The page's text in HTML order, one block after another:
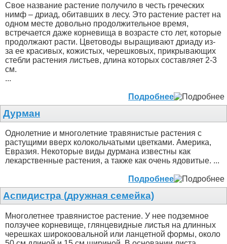
Свое название растение получило в честь греческих
нимф – дриад, обитавших в лесу. Это растение растет на
одном месте довольно продолжительное время,
встречается даже корневища в возрасте сто лет, которые
продолжают расти. Цветоводы выращивают дриаду из-
за ее красивых, кожистых, черешковых, прикрывающих
стебли растения листьев, длина которых составляет 2-3
см.
...
Подробнее
Дурман
Однолетние и многолетние травянистые растения с
растущими вверх колокольчатыми цветками. Америка,
Евразия. Некоторые виды дурмана известны как
лекарственные растения, а также как очень ядовитые. ...
Подробнее
Аспидистра (дружная семейка)
Многолетнее травянистое растение. У нее подземное
ползучее корневище, глянцевидные листья на длинных
черешках широкоовальной или ланцетной формы, около